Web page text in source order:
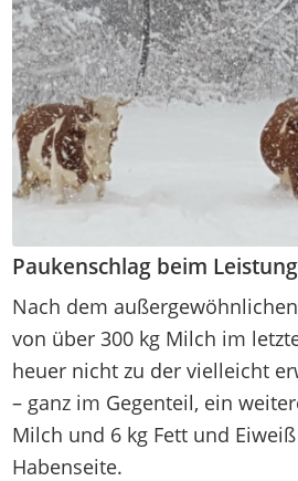
Paukenschlag beim
Nach dem
von über 300 kg Milch im
heuer nicht zu der vielleicht
– ganz im Gegenteil, ein
Milch und 6 kg Fett und
Habenseite.